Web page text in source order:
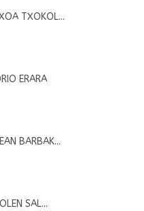
TXOKOL...
ERARA
BARBAK...
SAL...